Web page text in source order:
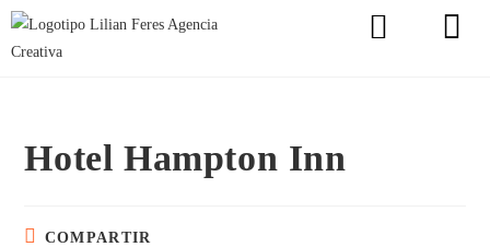
Hotel Hampton Inn
COMPARTIR